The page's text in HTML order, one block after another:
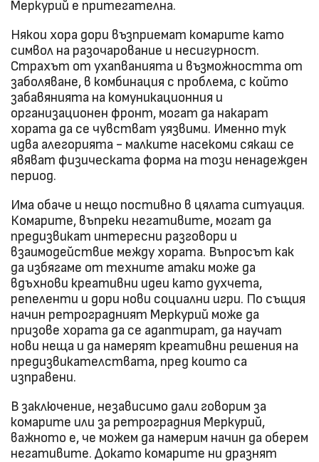
Меркурий е притегателна.
Някои хора дори възприемат комарите като
символ на разочарование и несигурност.
Страхът от ухапванията и възможността от
заболяване, в комбинация с проблема, с който
забавянията на комуникационния и
организационен фронт, могат да накарат
хората да се чувстват уязвими. Именно тук
идва алегорията - малките насекоми сякаш се
явяват физическата форма на този ненадежден
период.
Има обаче и нещо постивно в цялата ситуация.
Комарите, въпреки негативите, могат да
предизвикат интересни разговори и
взаимодействие между хората. Въпросът как
да избягаме от техните атаки може да
вдъхнови креативни идеи като духчета,
репеленти и дори нови социални игри. По същия
начин ретроградният Меркурий може да
призове хората да се адаптират, да научат
нови неща и да намерят креативни решения на
предизвикателствата, пред които са
изправени.
В заключение, независимо дали говорим за
комарите или за ретроградния Меркурий,
важното е, че можем да намерим начин да оберем
негативите. Докато комарите ни дразнят